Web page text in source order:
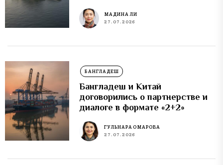
МАДИНА ЛИ
27.07.2026
БАНГЛАДЕШ
Бангладеш и Китай
договорились о партнерстве и
диалоге в формате «2+2»
ГУЛЬНАРА ОМАРОВА
27.07.2026